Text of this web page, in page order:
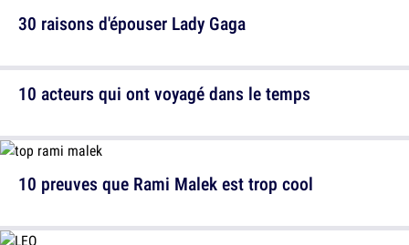
30 raisons d'épouser Lady Gaga
10 preuves que Rami Malek est trop cool
10 acteurs qui ont voyagé dans le temps